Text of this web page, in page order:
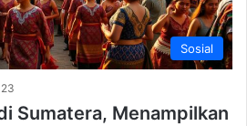
Sosial
23
Sumatera, Menampilkan